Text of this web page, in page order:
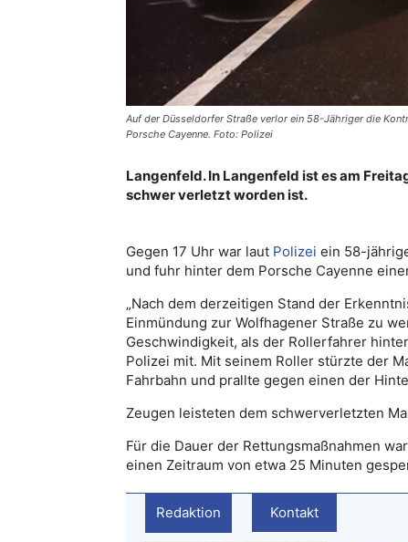
Auf der Düsseldorfer Straße verlor ein 58-Jähriger die
Porsche Cayenne. Foto: Polizei
Langenfeld. In Langenfeld ist es am
schwer verletzt worden ist.
Gegen 17 Uhr war laut Polizei ein 58-
und fuhr hinter dem Porsche Cayenne
„Nach dem derzeitigen Stand der
Einmündung zur Wolfhagener Straße zu
Geschwindigkeit, als der Rollerfahrer
Polizei mit. Mit seinem Roller stürzte der
Fahrbahn und prallte gegen einen der
Zeugen leisteten dem schwerverletzten
Für die Dauer der Rettungsmaßnahmen
einen Zeitraum von etwa 25 Minuten
Redaktion Kontakt